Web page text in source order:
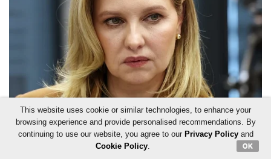
This website uses cookie or similar technologies, to enhance your
browsing experience and provide personalised recommendations. By
continuing to use our website, you agree to our Privacy Policyand
Cookie Policy. OK